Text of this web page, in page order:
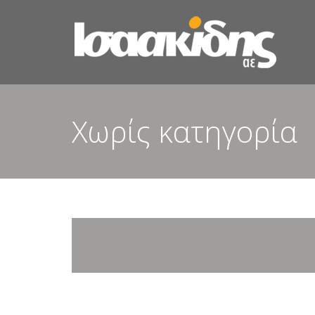
Χωρίς κατηγορία